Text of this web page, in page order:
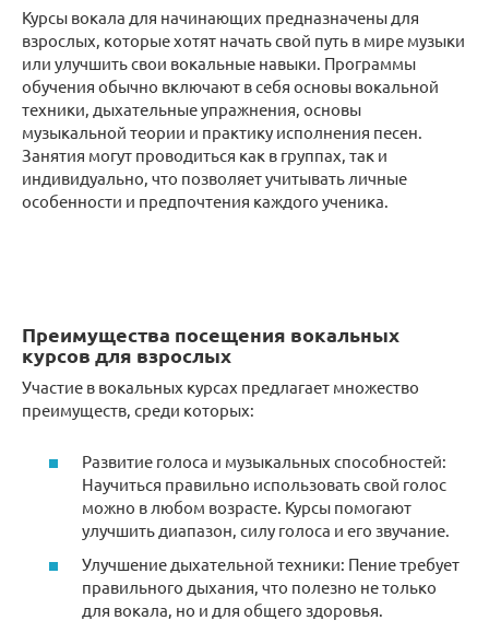
Курсы вокала для начинающих предназначены для
взрослых, которые хотят начать свой путь в мире музыки
или улучшить свои вокальные навыки. Программы
обучения обычно включают в себя основы вокальной
техники, дыхательные упражнения, основы
музыкальной теории и практику исполнения песен.
Занятия могут проводиться как в группах, так и
индивидуально, что позволяет учитывать личные
особенности и предпочтения каждого ученика.
Преимущества посещения вокальных
курсов для взрослых
Участие в вокальных курсах предлагает множество
преимуществ, среди которых:
Развитие голоса и музыкальных способностей:
Научиться правильно использовать свой голос
можно в любом возрасте. Курсы помогают
улучшить диапазон, силу голоса и его звучание.
Улучшение дыхательной техники: Пение требует
правильного дыхания, что полезно не только
для вокала, но и для общего здоровья.